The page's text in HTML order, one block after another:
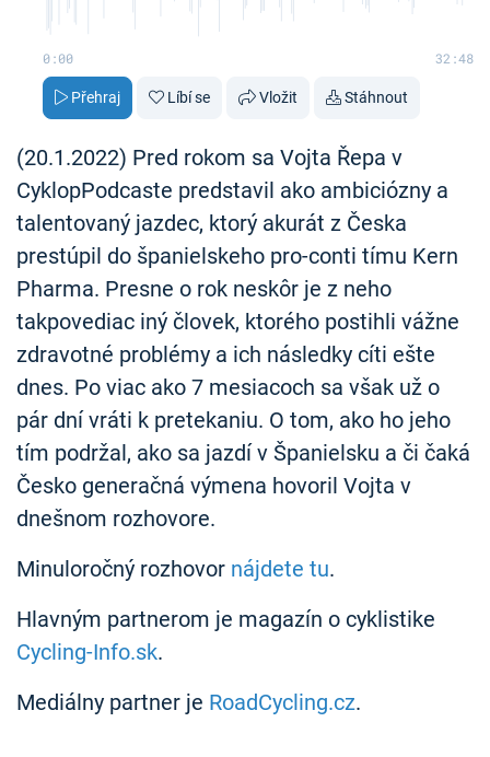
0:00 32:48
Přehraj Líbí se Vložit Stáhnout
(20.1.2022) Pred rokom sa Vojta Řepa v
CyklopPodcaste predstavil ako ambiciózny a
talentovaný jazdec, ktorý akurát z Česka
prestúpil do španielskeho pro-conti tímu Kern
Pharma. Presne o rok neskôr je z neho
takpovediac iný človek, ktorého postihli vážne
zdravotné problémy a ich následky cíti ešte
dnes. Po viac ako 7 mesiacoch sa však už o
pár dní vráti k pretekaniu. O tom, ako ho jeho
tím podržal, ako sa jazdí v Španielsku a či čaká
Česko generačná výmena hovoril Vojta v
dnešnom rozhovore.
Minuloročný rozhovor nájdete tu.
Hlavným partnerom je magazín o cyklistike
Cycling-Info.sk.
Mediálny partner je RoadCycling.cz.